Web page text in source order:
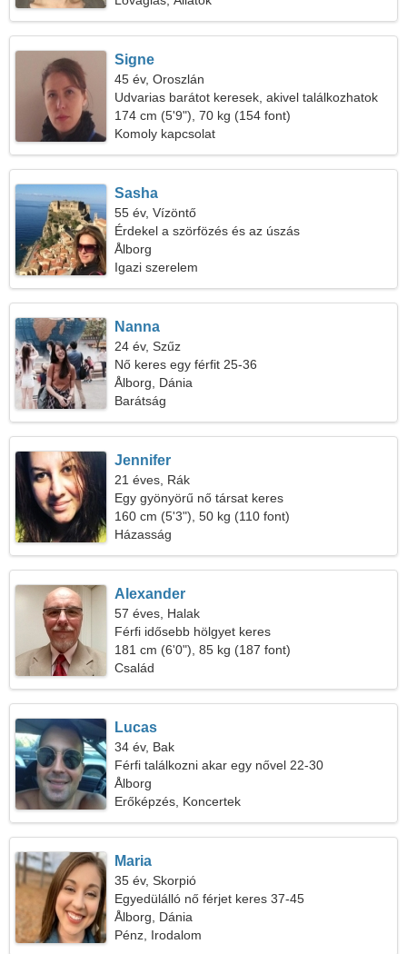
Signe
45 év, Oroszlán
Udvarias barátot keresek, akivel találkozhatok
174 cm (5'9"), 70 kg (154 font)
Komoly kapcsolat
Sasha
55 év, Vízöntő
Érdekel a szörfözés és az úszás
Ålborg
Igazi szerelem
Nanna
24 év, Szűz
Nő keres egy férfit 25-36
Ålborg, Dánia
Barátság
Jennifer
21 éves, Rák
Egy gyönyörű nő társat keres
160 cm (5'3"), 50 kg (110 font)
Házasság
Alexander
57 éves, Halak
Férfi idősebb hölgyet keres
181 cm (6'0"), 85 kg (187 font)
Család
Lucas
34 év, Bak
Férfi találkozni akar egy nővel 22-30
Ålborg
Erőképzés, Koncertek
Maria
35 év, Skorpió
Egyedülálló nő férjet keres 37-45
Ålborg, Dánia
Pénz, Irodalom